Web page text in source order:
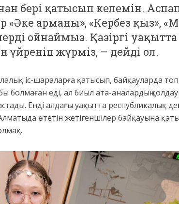
бері қатысып келемін.
«Әке арманы», «Кербез қыз»,
ойнаймыз. Қазіргі уақытта
үйреніп жүрміз, – дейді ол.
іс-шараларға қатысып, байқауларда
болмаған еді, ал биыл ата-аналардың
Енді алдағы уақытта республикалық
өтетін жетігеншілер байқауына